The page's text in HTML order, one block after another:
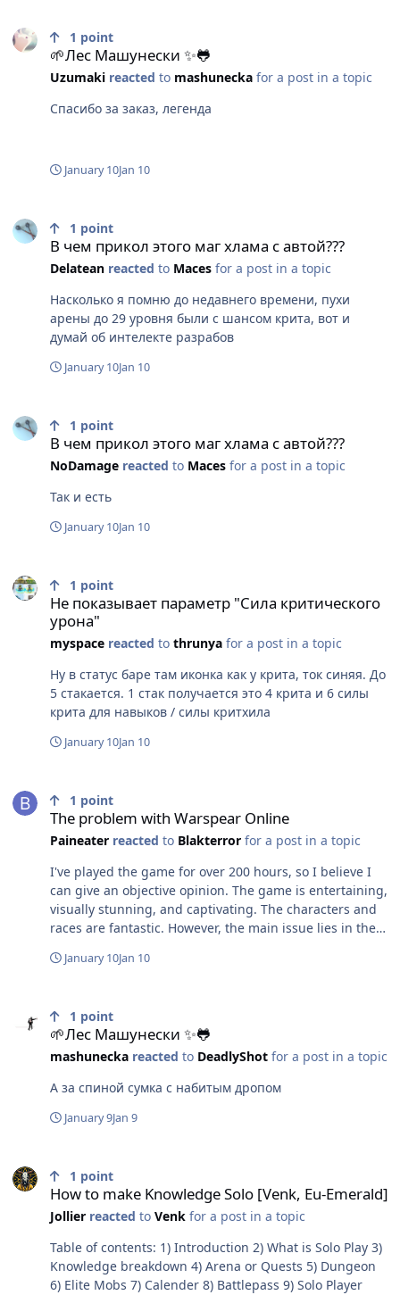
как работает заявленный у мобов "пве устой" и,
кстати, существует ли он вообще, потому что до
фикса аренный пет со срезом устоя работал на мобов.
механизм довольно простой: во-первых, получаемый
становится (ваш % крита - % устоя моба), в-третьих,
учитывается сила критического урона, то есть (2 +
ваш % силы критического урона - % устоя моба).
🌱Лес Машунески ✨🐸
Uzumaki reacted to mashunecka for a post in a topic
1 point
Спасибо за заказ, легенда
January 10Jan 10
В чем прикол этого маг хлама с автой???
Delatean reacted to Maces for a post in a topic
1 point
Насколько я помню до недавнего времени, пухи
арены до 29 уровня были с шансом крита, вот и
думай об интелекте разрабов
January 10Jan 10
В чем прикол этого маг хлама с автой???
NoDamage reacted to Maces for a post in a topic
1 point
Так и есть
January 10Jan 10
Не показывает параметр "Сила критического
урона"
myspace reacted to thrunya for a post in a topic
1 point
Ну в статус баре там иконка как у крита, ток синяя. До
5 стакается. 1 стак получается это 4 крита и 6 силы
крита для навыков / силы критхила
January 10Jan 10
The problem with Warspear Online
Paineater reacted to Blakterror for a post in a topic
1 point
I've played the game for over 200 hours, so I believe I
can give an objective opinion. The game is entertaining,
visually stunning, and captivating. The characters and
races are fantastic. However, the main issue lies in the
and second maps is enormous. The second map is
you want to progress through the missions, you will
eventually need help to defeat the bosses. But the
biggest problem is how difficult it is to obtain gold. Gold
equipment Improve your attributes The issue is that
gold is required for almost everything, yet it is very
problem is that this gold can be replaced with real
money, which creates an unbalanced, pay-to-win
system. This ultimately makes the gameplay toxic and
ruins the overall experience. They need to increase the
ways players can obtain gold, because it is used for
EVERYTHING but is extremely limited in the world of
Airnar. Español. Llevo más de 200 horas jugando y ya
January 10Jan 10
🌱Лес Машунески ✨🐸
mashunecka reacted to DeadlyShot for a post in a topic
1 point
А за спиной сумка с набитым дропом
January 9Jan 9
How to make Knowledge Solo [Venk, Eu-Emerald]
Jollier reacted to Venk for a post in a topic
1 point
Table of contents: 1) Introduction 2) What is Solo Play 3)
Knowledge breakdown 4) Arena or Quests 5) Dungeon
6) Elite Mobs 7) Calender 8) Battlepass 9) Solo Player